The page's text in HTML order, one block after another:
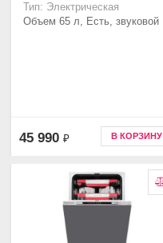
Тип: Электрическая
Объем 65 л, Есть, звуковой
45 990 ₽ В КОРЗИНУ